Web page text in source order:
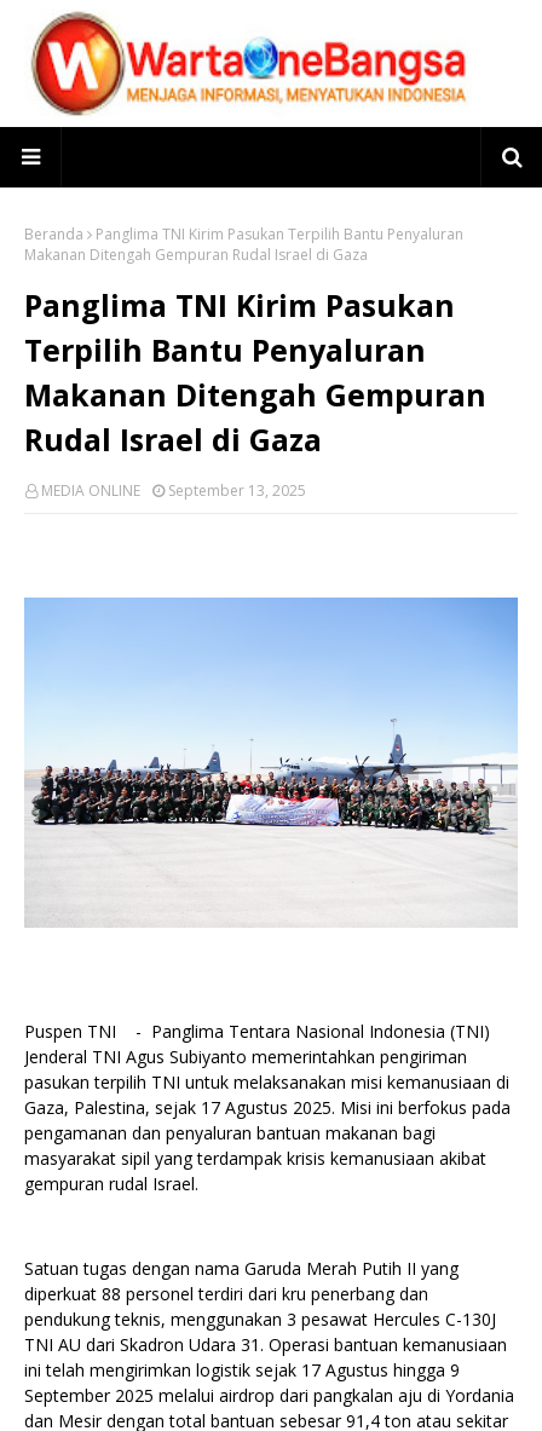
Beranda
Panglima TNI Kirim Pasukan Terpilih Bantu Penyaluran
Makanan Ditengah Gempuran Rudal Israel di Gaza
Panglima TNI Kirim Pasukan
Terpilih Bantu Penyaluran
Makanan Ditengah Gempuran
Rudal Israel di Gaza
MEDIA ONLINE September 13, 2025
Puspen TNI - Panglima Tentara Nasional Indonesia (TNI)
Jenderal TNI Agus Subiyanto memerintahkan pengiriman
pasukan terpilih TNI untuk melaksanakan misi kemanusiaan di
Gaza, Palestina, sejak 17 Agustus 2025. Misi ini berfokus pada
pengamanan dan penyaluran bantuan makanan bagi
masyarakat sipil yang terdampak krisis kemanusiaan akibat
gempuran rudal Israel.
Satuan tugas dengan nama Garuda Merah Putih II yang
diperkuat 88 personel terdiri dari kru penerbang dan
pendukung teknis, menggunakan 3 pesawat Hercules C-130J
TNI AU dari Skadron Udara 31. Operasi bantuan kemanusiaan
ini telah mengirimkan logistik sejak 17 Agustus hingga 9
September 2025 melalui airdrop dari pangkalan aju di Yordania
dan Mesir dengan total bantuan sebesar 91,4 ton atau sekitar